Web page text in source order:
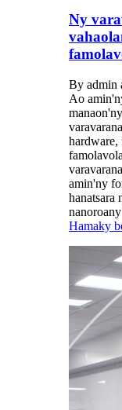
Ny
By admin
Ao
hardware,
amin'ny
hanatsara
Hamaky